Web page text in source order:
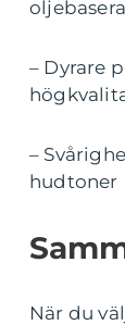
– Dyrare
–
hudtoner
När du